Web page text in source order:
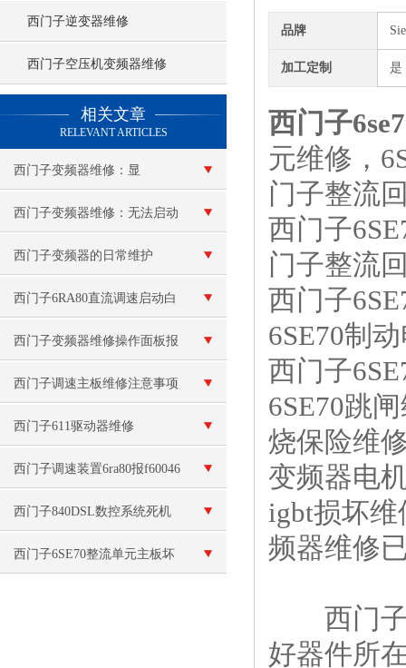
西门子逆变器维修
西门子空压机变频器维修
相关文章
RELEVANT ARTICLES
西门子变频器维修：显
示“e”报警
西门子变频器维修：无法启动
西门子变频器的日常维护
西门子6RA80直流调速启动白
屏故障维修（现场检测）
西门子变频器维修操作面板报
警“E”故障
西门子调速主板维修注意事项
西门子611驱动器维修
西门子调速装置6ra80报f60046
显示故障代码
西门子840DSL数控系统死机
西门子6SE70整流单元主板坏
品牌
加工定制 是
西门子
元维修，
门子整流
西门子
门子整流
西门子
6SE70制
西门子
6SE70跳
烧保险维
变频器电
igbt损坏维
频器维修
西门子
好器件所